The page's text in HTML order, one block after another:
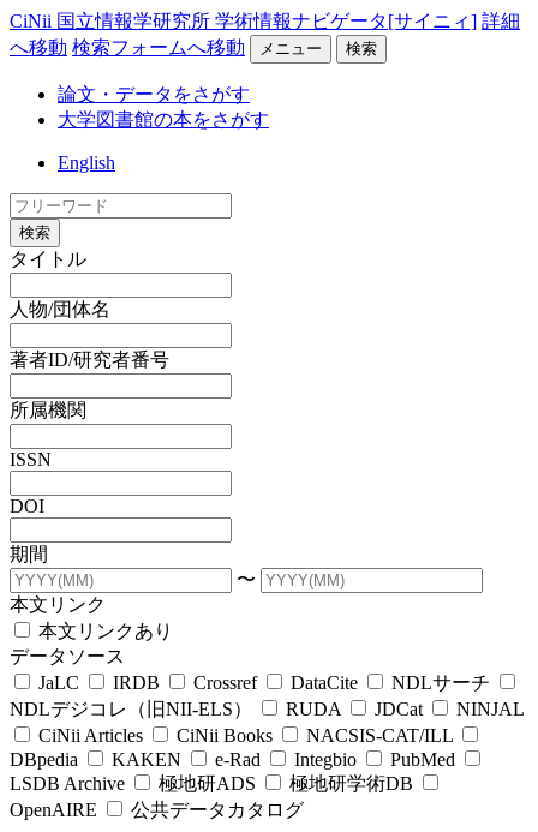
CiNii 国立情報学研究所 学術情報ナビゲータ[サイニィ] 詳細
へ移動 検索フォームへ移動 メニュー 検索
論文・データをさがす
大学図書館の本をさがす
English
検索
タイトル
人物/団体名
著者ID/研究者番号
所属機関
ISSN
DOI
期間
〜
本文リンク
本文リンクあり
データソース
JaLC
IRDB Crossref DataCite
NDLサーチ
NDLデジコレ（旧NII-ELS）
RUDA JDCat
NINJAL
CiNii Articles
CiNii Books
NACSIS-CAT/ILL
DBpedia
KAKEN e-Rad Integbio
PubMed
LSDB Archive
極地研ADS
極地研学術DB
OpenAIRE
公共データカタログ